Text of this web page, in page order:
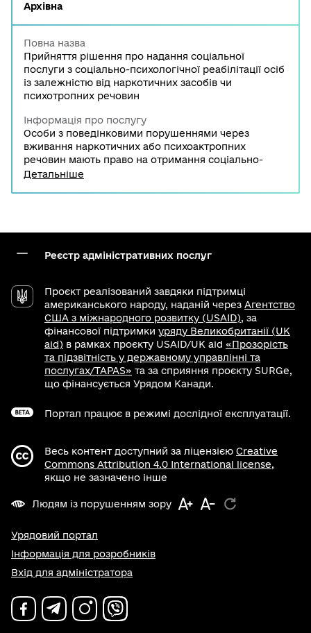
Архівна
Повна назва
Прийняття рішення про надання соціальної
послуги з соціально-психологічної реабілітації осіб
із залежністю від наркотичних засобів чи
психотропних речовин
Інформація про послугу
Особи з поведінковими порушеннями через
вживання наркотичних або психоактропних
речовин мають право на отримання соціально-
психологічної реабілітації. Для прийняття
Детальніше
Реєстр адміністративних послуг
Проєкт реалізований завдяки підтримці
американського народу, наданій через Агентство
США з міжнародного розвитку (USAID), за
фінансової підтримки уряду Великобританії (UK
aid) в рамках проєкту USAID/UK aid «Прозорість
та підзвітність у державному управлінні та
послугах/TAPAS» та за сприяння проєкту SURGe,
що фінансується Урядом Канади.
Портал працює в режимі дослідної експлуатації.
Весь контент доступний за ліцензією Creative
Commons Attribution 4.0 International license,
якщо не зазначено інше
Людям із порушенням зору
Урядовий портал
Інформація для розробників
Вхід для адміністратора